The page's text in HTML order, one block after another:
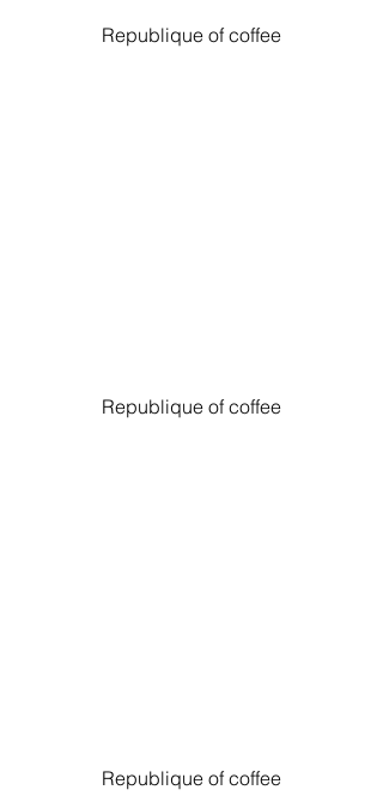
Republique of coffee
Republique of coffee
Republique of coffee